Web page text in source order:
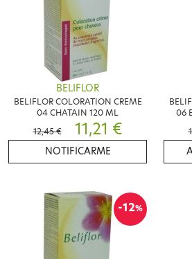
BELIFLOR
BELIFLOR COLORATION CREME
04 CHATAIN 120 ML
12,45 €
11,21 €
NOTIFICARME
06
-12%